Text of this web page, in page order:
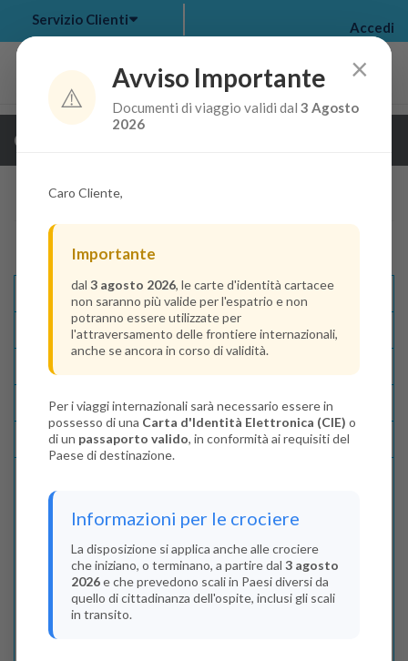
my bookings >
Servizio Clienti Accedi
Guarda i dettagli della crociera
Descrizione E Itinerario
Disponibilità
Recensioni
Lascia La Tua Recensione
Indica il numero dei passeggeri
Bambini(Da 2 a 17 anni)
0
×
⚠️
Avviso Importante
Documenti di viaggio validi dal3 Agosto
2026
Caro Cliente,
Importante
dal 3 agosto 2026, le carte d'identità cartacee
non saranno più valide per l'espatrio e non
potranno essere utilizzate per
l'attraversamento delle frontiere internazionali,
anche se ancora in corso di validità.
Per i viaggi internazionali sarà necessario essere in
possesso di una Carta d'Identità Elettronica (CIE) o
di un passaporto valido, in conformità ai requisiti del
Paese di destinazione.
Informazioni per le crociere
La disposizione si applica anche alle crociere
che iniziano, o terminano, a partire dal 3 agosto
2026e che prevedono scali in Paesi diversi da
quello di cittadinanza dell'ospite, inclusi gli scali
in transito.